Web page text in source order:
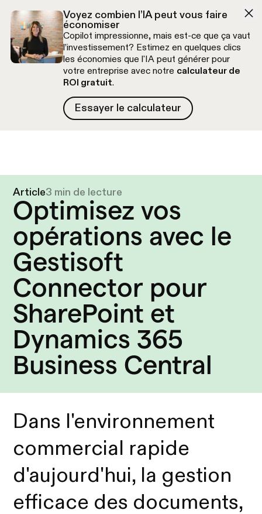
Voyez combien l’IA peut vous faire
économiser
Copilot impressionne, mais est-ce que ça vaut
l’investissement? Estimez en quelques clics
les économies que l'IA peut générer pour
votre entreprise avec notre calculateur de
ROI gratuit.
Essayer le calculateur
Essayer le calculateur
Article3 min de lecture
Optimisez vos
opérations avec le
Gestisoft
Connector pour
SharePoint et
Dynamics 365
Business Central
Dans l'environnement
commercial rapide
d'aujourd'hui, la gestion
efficace des documents,